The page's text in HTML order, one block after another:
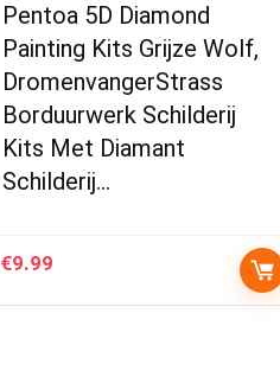
Pentoa 5D Diamond
Painting Kits Grijze Wolf,
DromenvangerStrass
Borduurwerk Schilderij
Kits Met Diamant
Schilderij…
€9.99